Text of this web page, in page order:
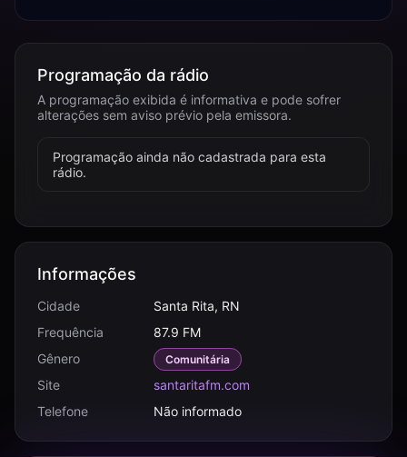
Programação da rádio
A programação exibida é informativa e pode sofrer
alterações sem aviso prévio pela emissora.
Programação ainda não cadastrada para esta
rádio.
Informações
Cidade
Santa Rita, RN
Frequência
87.9 FM
Gênero
Comunitária
Site
santaritafm.com
Telefone
Não informado